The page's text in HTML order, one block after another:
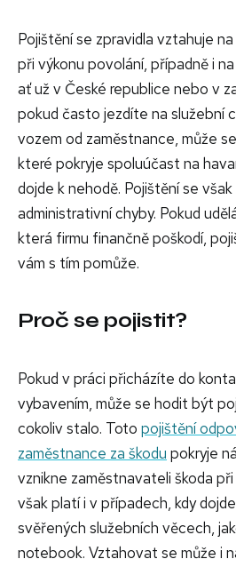
Pojištění se zpravidla vztahuje
při výkonu povolání, případně i
ať už v České republice nebo v
pokud často jezdíte na služební
vozem od zaměstnance, může
které pokryje spoluúčast na
dojde k nehodě. Pojištění se
administrativní chyby. Pokud
která firmu finančně poškodí,
vám s tím pomůže.
Proč se pojistit?
Pokud v práci přicházíte do
vybavením, může se hodit být
cokoliv stalo. Toto pojištění
zaměstnance za škodu pokryje
vznikne zaměstnavateli škoda
však platí i v případech, kdy
svěřených služebních věcech,
notebook. Vztahovat se může i